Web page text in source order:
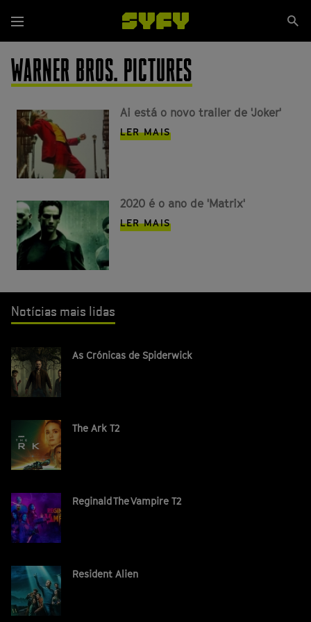
para
o
conteúdo
principal
Menu
WARNER BROS. PICTURES
Ai está o novo trailer de 'Joker'
LER MAIS
2020 é o ano de 'Matrix'
LER MAIS
Notícias mais lidas
As Crónicas de Spiderwick
The Ark T2
Reginald The Vampire T2
Resident Alien